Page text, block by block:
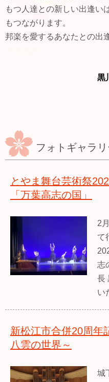
もつ人達との新しい出逢い
もつながります。
邦楽を愛するあなたとの出
黒
フォトギャラ
とやま舞台芸術祭
「万葉高志の国」
2
て
志
長
い
新松江市合併20周
八雲の世界～
城